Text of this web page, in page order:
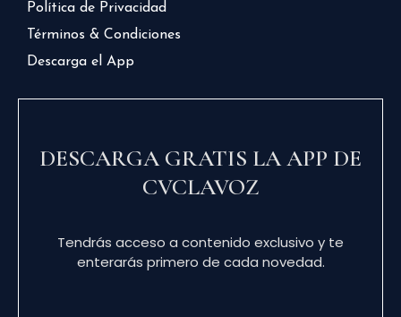
Política de Privacidad
Términos & Condiciones
Descarga el App
DESCARGA GRATIS LA APP DE
CVCLAVOZ
Tendrás acceso a contenido exclusivo y te
enterarás primero de cada novedad.